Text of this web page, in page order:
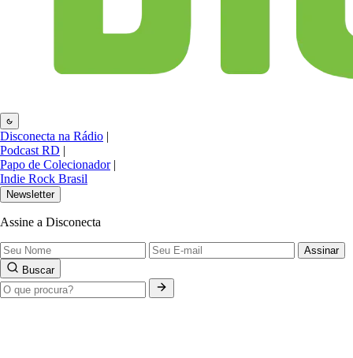
Disconecta na Rádio |
Podcast RD |
Papo de Colecionador |
Indie Rock Brasil
Newsletter
Assine a Disconecta
Assinar
Buscar